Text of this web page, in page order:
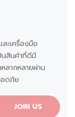
ะเครื่องมือ
นสินค้าที่ดีมี
ลากหลายผ่าน
ดภัย
JOIN US